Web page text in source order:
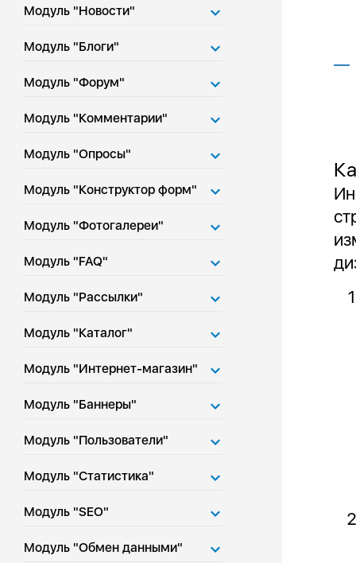
Модуль "Новости"
Модуль "Блоги"
Модуль "Форум"
Модуль "Комментарии"
Модуль "Опросы"
Модуль "Конструктор форм"
Модуль "Фотогалереи"
Модуль "FAQ"
Модуль "Рассылки"
Модуль "Каталог"
Модуль "Интернет-магазин"
Модуль "Баннеры"
Модуль "Пользователи"
Модуль "Статистика"
Модуль "SEO"
Модуль "Обмен данными"